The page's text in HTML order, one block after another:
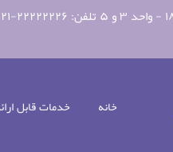
خانه خدمات قابل